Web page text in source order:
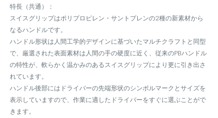
特長（共通）：
スイスグリップはポリプロピレン・サントプレンの2種の新素材から
なるハンドルです。
ハンドル形状は人間工学的デザインに基づいたマルチクラフトと同型
で、厳選された表面素材は人間の手の硬度に近く、従来のPBハンドル
の特性が、軟らかく温かみのあるスイスグリップにより更に引き出さ
れています。
ハンドル後部にはドライバーの先端形状のシンボルマークとサイズを
表示していますので、作業に適したドライバーをすぐに選ぶことがで
きます。